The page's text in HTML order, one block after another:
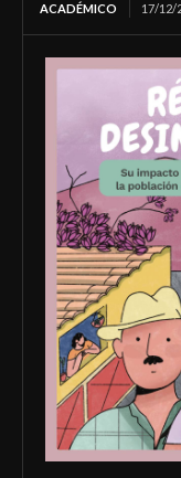
ACADÉMICO 17/12/